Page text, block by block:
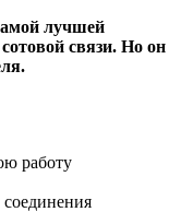
лучшей
связи. Но он
работу